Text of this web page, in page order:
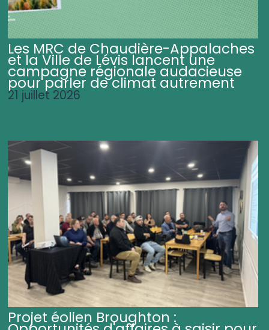
Les MRC de Chaudière-Appalaches
et la Ville de Lévis lancent une
campagne régionale audacieuse
pour parler de climat autrement
21 juillet 2026
Projet éolien Broughton :